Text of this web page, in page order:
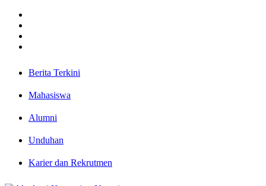
Berita Terkini
Mahasiswa
Alumni
Unduhan
Karier dan Rekrutmen